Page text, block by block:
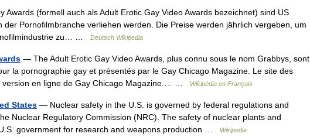
Awards (formell auch als Adult Erotic Gay Video Awards bezeichnet) sind US
der Pornofilmbranche verliehen werden. Die Preise werden jährlich vergeben, um
zu… …
Deutsch Wikipedia
— The Adult Erotic Gay Video Awards, plus connu sous le nom Grabbys, sont
la pornographie gay et présentés par le Gay Chicago Magazine. Le site des
version en ligne de Gay Chicago Magazine.… …
Wikipédia en Français
States — Nuclear safety in the U.S. is governed by federal regulations and
Nuclear Regulatory Commission (NRC). The safety of nuclear plants and
government for research and weapons production …
Wikipedia